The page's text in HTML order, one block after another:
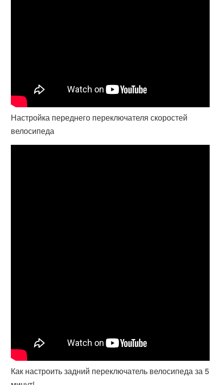
Настройка переднего переключателя скоростей
велосипеда
Как настроить задний переключатель велосипеда за 5